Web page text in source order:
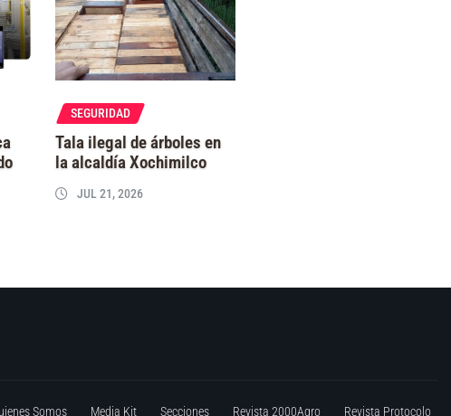
SEGURIDAD
Tala ilegal de árboles en
la alcaldía Xochimilco
JUL 21, 2026
Somos Media Kit Secciones Revista 2000Agro Revista Protocolo